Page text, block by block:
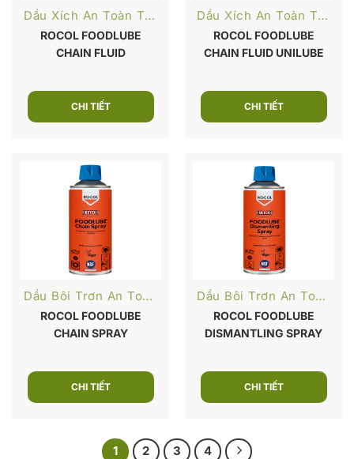
Dầu Xích An Toàn Thực Phẩm
ROCOL FOODLUBE
CHAIN FLUID
CHI TIẾT
Dầu Xích An Toàn Thực Phẩm
ROCOL FOODLUBE
CHAIN FLUID UNILUBE
CHI TIẾT
Dầu Bôi Trơn An Toàn Thực Phẩm
ROCOL FOODLUBE
CHAIN SPRAY
CHI TIẾT
Dầu Bôi Trơn An Toàn Thực Phẩm
ROCOL FOODLUBE
DISMANTLING SPRAY
CHI TIẾT
1 2 3 4